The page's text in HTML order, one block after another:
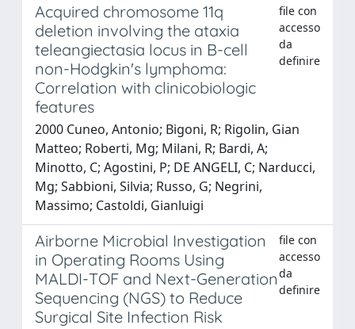
Acquired chromosome 11q
deletion involving the ataxia
teleangiectasia locus in B-cell
non-Hodgkin's lymphoma:
Correlation with clinicobiologic
features
file con
accesso
da
definire
2000 Cuneo, Antonio; Bigoni, R; Rigolin, Gian
Matteo; Roberti, Mg; Milani, R; Bardi, A;
Minotto, C; Agostini, P; DE ANGELI, C; Narducci,
Mg; Sabbioni, Silvia; Russo, G; Negrini,
Massimo; Castoldi, Gianluigi
Airborne Microbial Investigation
in Operating Rooms Using
MALDI-TOF and Next-Generation
Sequencing (NGS) to Reduce
Surgical Site Infection Risk
file con
accesso
da
definire